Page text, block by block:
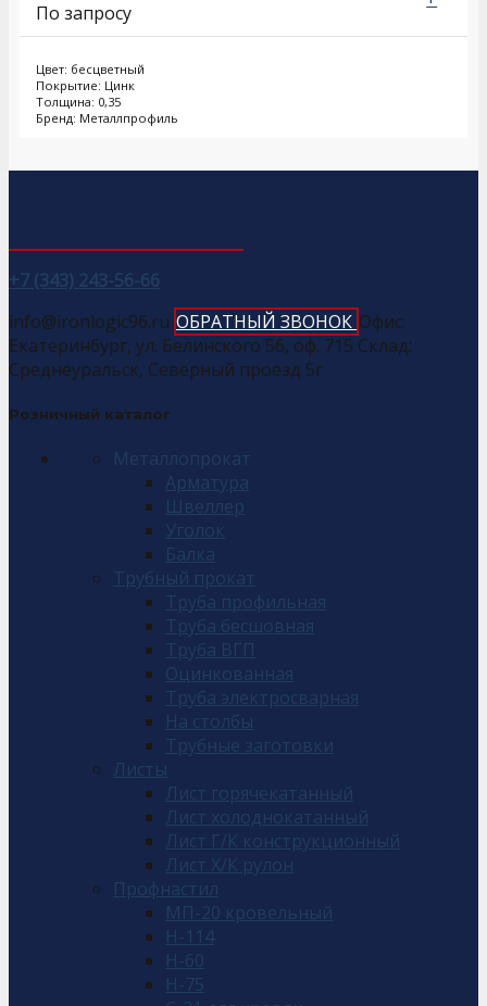
По запросу
Цвет: бесцветный
Покрытие: Цинк
Толщина: 0,35
Бренд: Металлпрофиль
+7 (343) 243-56-66
info@ironlogic96.ru ОБРАТНЫЙ ЗВОНОК Офис:
Екатеринбург, ул. Белинского 56, оф. 715 Склад:
Среднеуральск, Северный проезд 5г
Розничный каталог
Металлопрокат
Арматура
Швеллер
Уголок
Балка
Трубный прокат
Труба профильная
Труба бесшовная
Труба ВГП
Оцинкованная
Труба электросварная
На столбы
Трубные заготовки
Листы
Лист горячекатанный
Лист холоднокатанный
Лист Г/К конструкционный
Лист Х/К рулон
Профнастил
МП-20 кровельный
Н-114
Н-60
Н-75